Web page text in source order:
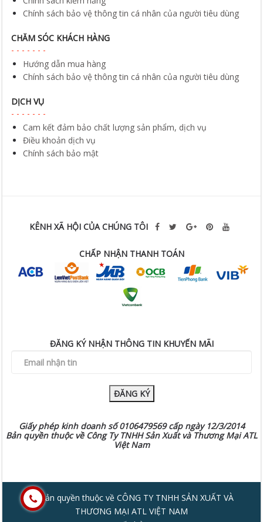
Chính sách bảo vệ thông tin cá nhân của người tiêu dùng
CHĂM SÓC KHÁCH HÀNG
Hướng dẫn mua hàng
Chính sách bảo vệ thông tin cá nhân của người tiêu dùng
DỊCH VỤ
Cam kết đảm bảo chất lượng sản phẩm, dịch vụ
Điều khoản dịch vụ
Chính sách bảo mật
KÊNH XÃ HỘI CỦA CHÚNG TÔI
CHẤP NHẬN THANH TOÁN
ĐĂNG KÝ NHẬN THÔNG TIN KHUYẾN MÃI
ĐĂNG KÝ
Giấy phép kinh doanh số 0106479569 cấp ngày 12/3/2014
Bản quyền thuộc về Công Ty TNHH Sản Xuất và Thương Mại ATL
Việt Nam
© Bản quyền thuộc về CÔNG TY TNHH SẢN XUẤT VÀ
THƯƠNG MẠI ATL VIỆT NAM